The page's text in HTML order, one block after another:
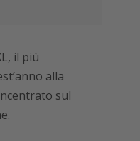
il più
alla
sul